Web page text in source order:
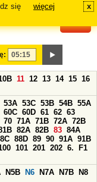
się
więcej x
11 12 13 14 15 16
53A 53C 53B 54B 55A
60C 60D 61 62 63
70 71A 71B 72A 72B
82A 82B 83 84A
88D 89 90 91A 91B
101 201 202 6.
F1
N5B N6 N7A N7B
N8